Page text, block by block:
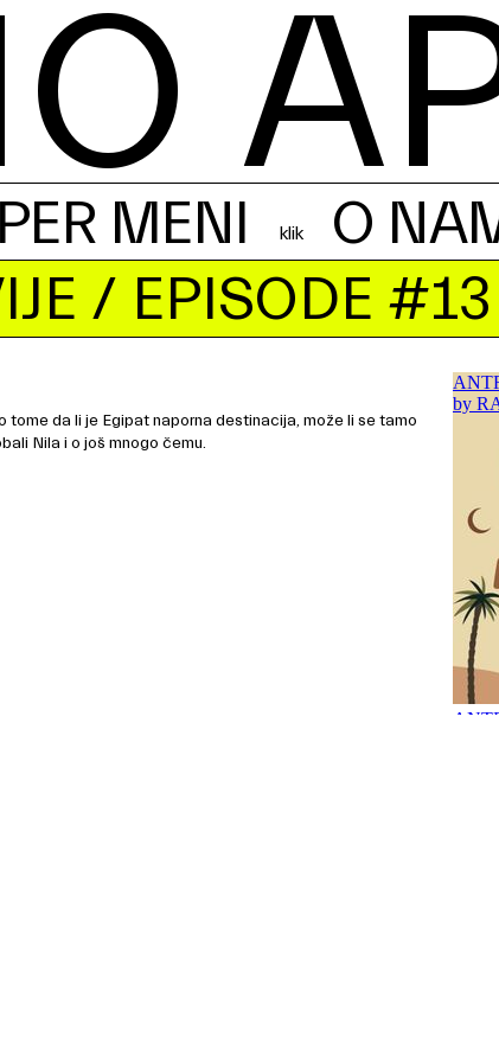
MENI O
/ EPISODE #13
tome da li je Egipat naporna destinacija, može li se tamo
Nila i o još mnogo čemu.